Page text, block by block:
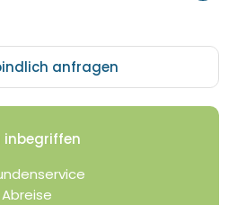
anfragen
inbegriffen